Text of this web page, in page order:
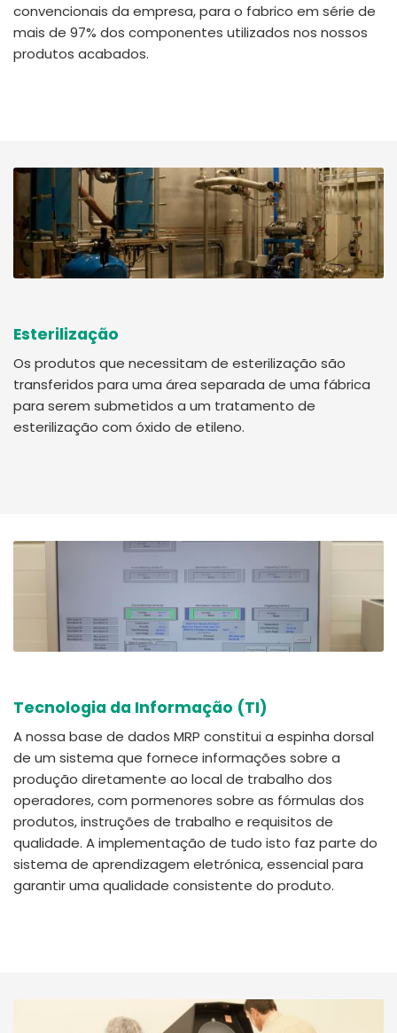
convencionais da empresa, para o fabrico em série de
mais de 97% dos componentes utilizados nos nossos
produtos acabados.
Esterilização
Os produtos que necessitam de esterilização são
transferidos para uma área separada de uma fábrica
para serem submetidos a um tratamento de
esterilização com óxido de etileno.
Tecnologia da Informação (TI)
A nossa base de dados MRP constitui a espinha dorsal
de um sistema que fornece informações sobre a
produção diretamente ao local de trabalho dos
operadores, com pormenores sobre as fórmulas dos
produtos, instruções de trabalho e requisitos de
qualidade. A implementação de tudo isto faz parte do
sistema de aprendizagem eletrónica, essencial para
garantir uma qualidade consistente do produto.